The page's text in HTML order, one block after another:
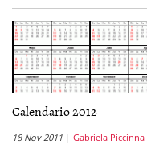
Calendario 2012
18 Nov 2011 Gabriela Piccinna